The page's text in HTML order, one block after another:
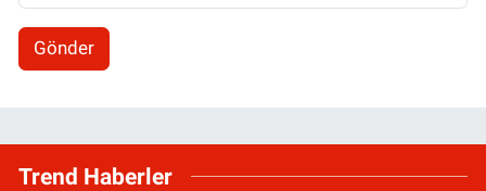
Gönder
Trend Haberler